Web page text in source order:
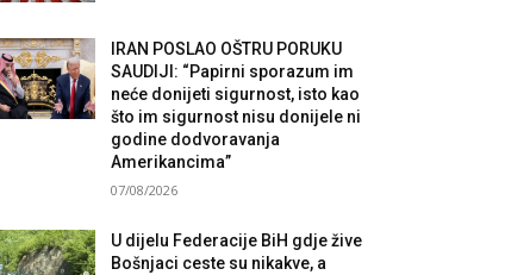
IRAN POSLAO OŠTRU PORUKU
SAUDIJI: “Papirni sporazum im
neće donijeti sigurnost, isto kao
što im sigurnost nisu donijele ni
godine dodvoravanja
Amerikancima”
07/08/2026
U dijelu Federacije BiH gdje žive
Bošnjaci ceste su nikakve, a